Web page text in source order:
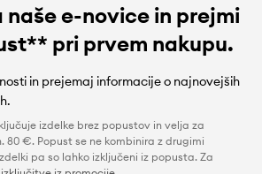
naše e-novice in prejmi
pri prvem nakupu.
in prejemaj informacije o najnovejših
izdelke brez popustov in velja za
80 €. Popust se ne kombinira z drugimi
pa so lahko izključeni iz popusta. Za